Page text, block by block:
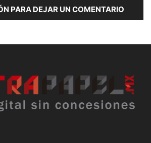
PARA DEJAR UN COMENTARIO